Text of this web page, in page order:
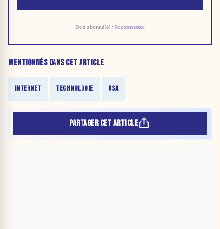
Déjà abonné(e) ?Se connecter
MENTIONNÉS DANS CET ARTICLE
INTERNET TECHNOLOGIE USA
PARTAGER CET ARTICLE